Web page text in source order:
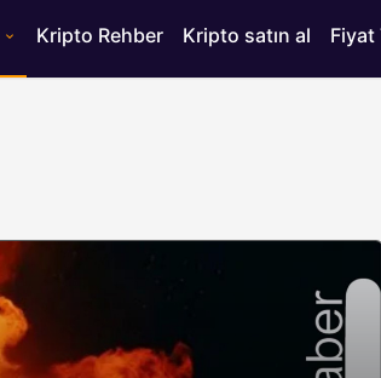
Kripto Rehber Kripto satın al Fiyat